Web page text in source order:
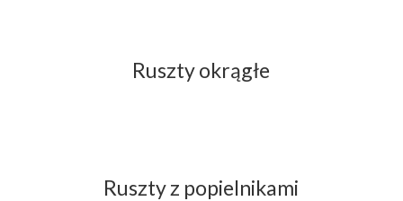
Ruszty okrągłe
Ruszty z popielnikami